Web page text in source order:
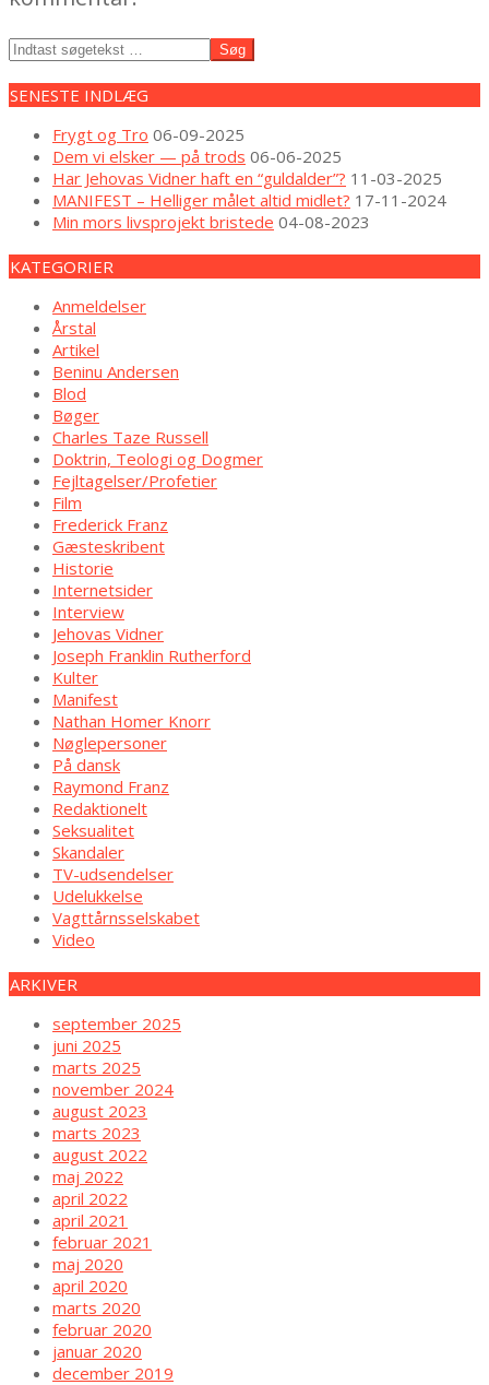
Søg
SENESTE INDLÆG
Frygt og Tro 06-09-2025
Dem vi elsker — på trods 06-06-2025
Har Jehovas Vidner haft en “guldalder”? 11-03-2025
MANIFEST – Helliger målet altid midlet? 17-11-2024
Min mors livsprojekt bristede 04-08-2023
KATEGORIER
Anmeldelser
Årstal
Artikel
Beninu Andersen
Blod
Bøger
Charles Taze Russell
Doktrin, Teologi og Dogmer
Fejltagelser/Profetier
Film
Frederick Franz
Gæsteskribent
Historie
Internetsider
Interview
Jehovas Vidner
Joseph Franklin Rutherford
Kulter
Manifest
Nathan Homer Knorr
Nøglepersoner
På dansk
Raymond Franz
Redaktionelt
Seksualitet
Skandaler
TV-udsendelser
Udelukkelse
Vagttårnsselskabet
Video
ARKIVER
september 2025
juni 2025
marts 2025
november 2024
august 2023
marts 2023
august 2022
maj 2022
april 2022
april 2021
februar 2021
maj 2020
april 2020
marts 2020
februar 2020
januar 2020
december 2019